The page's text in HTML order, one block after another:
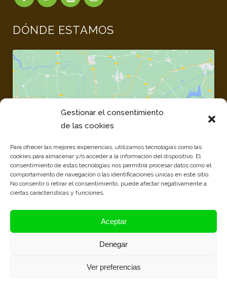
Gestionar el consentimiento
de las cookies
Para ofrecer las mejores experiencias, utilizamos tecnologías como las
cookies para almacenar y/o acceder a la información del dispositivo. El
consentimiento de estas tecnologías nos permitirá procesar datos como el
comportamiento de navegación o las identificaciones únicas en este sitio.
No consentir o retirar el consentimiento, puede afectar negativamente a
ciertas características y funciones.
Aceptar
Denegar
Ver preferencias
DÓNDE ESTAMOS
Haz clic para aceptar cookies de marketing
y permitir este contenido
Embalajes de Madera